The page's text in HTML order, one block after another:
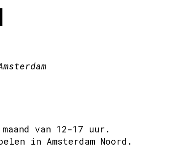
van 12-17 uur.
in Amsterdam Noord.